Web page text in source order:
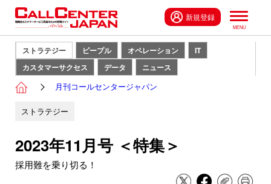
新規登録
ストラテジー ピープル オペレーション
IT
カスタマーサクセス
データ ニュース
月刊コールセンタージャパン
ストラテジー
2023年11月号 ＜特集＞
採用難を乗り切る！